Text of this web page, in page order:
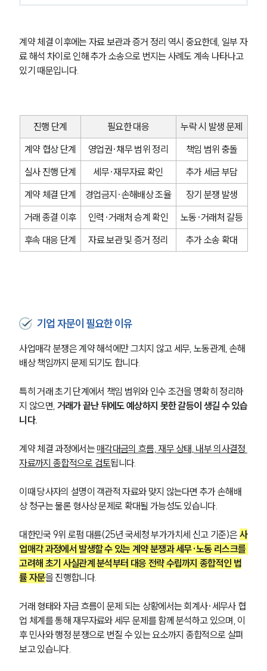
계약 체결 이후에는 자료 보관과 증거 정리 역시 중요한데, 일부 자
료 해석 차이로 인해 추가 소송으로 번지는 사례도 계속 나타나고
있기 때문입니다.
진행 단계 필요한 대응
누락 시 발생 문제
계약 협상 단계
영업권·채무 범위 정리
책임 범위 충돌
실사 진행 단계
세무·재무자료 확인
추가 세금 부담
계약 체결 단계
경업금지·손해배상 조율
장기 분쟁 발생
거래 종결 이후
인력·거래처 승계 확인
노동·거래처 갈등
후속 대응 단계
자료 보관 및 증거 정리 추가 소송 확대
기업 자문이 필요한 이유
사업매각 분쟁은 계약 해석에만 그치지 않고 세무, 노동관계, 손해
배상 책임까지 문제 되기도 합니다.
특히 거래 초기 단계에서 책임 범위와 인수 조건을 명확히 정리하
지 않으면, 거래가 끝난 뒤에도 예상하지 못한 갈등이 생길 수 있습
니다.
계약 체결 과정에서는 매각대금의 흐름, 재무 상태, 내부 의사결정
자료까지 종합적으로 검토됩니다.
이때 당사자의 설명이 객관적 자료와 맞지 않는다면 추가 손해배
상 청구는 물론 형사상 문제로 확대될 가능성도 있습니다.
대한민국 9위 로펌 대륜(25년 국세청 부가가치세 신고 기준)은 사
업매각 과정에서 발생할 수 있는 계약 분쟁과 세무·노동 리스크를
고려해 초기 사실관계 분석부터 대응 전략 수립까지 종합적인 법
률 자문을 진행합니다.
거래 형태와 자금 흐름이 문제 되는 상황에서는 회계사·세무사 협
업 체계를 통해 재무자료와 세무 문제를 함께 분석하고 있으며, 이
후 민사와 행정 분쟁으로 번질 수 있는 요소까지 종합적으로 살펴
보고 있습니다.